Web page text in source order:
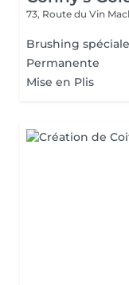
73, Route du Vin
Brushing
Permanente
Mise en Plis